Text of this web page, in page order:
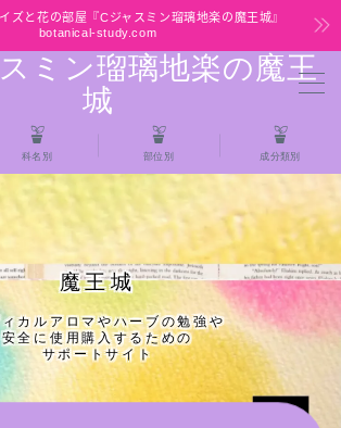
ズと花の部屋『Cジャスミン瑠璃地楽の魔王城』
botanical-study.com
ン瑠璃地楽の魔王
城
と花の部屋
ーブスパイス基材 プチ辞典ク
αクイズ
向チェック
科名別 部位別 成分類別
魔王城
カルアロマやハーブの勉強や
安全に使用購入するための
サポートサイト